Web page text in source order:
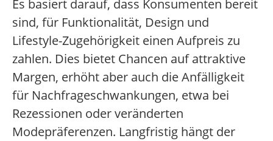
Es basiert darauf, dass Konsumenten bereit
sind, für Funktionalität, Design und
Lifestyle-Zugehörigkeit einen Aufpreis zu
zahlen. Dies bietet Chancen auf attraktive
Margen, erhöht aber auch die Anfälligkeit
für Nachfrageschwankungen, etwa bei
Rezessionen oder veränderten
Modepräferenzen. Langfristig hängt der